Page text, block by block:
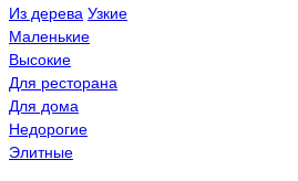
Из дерева Узкие
Маленькие
Высокие
Для ресторана
Для дома
Недорогие
Элитные